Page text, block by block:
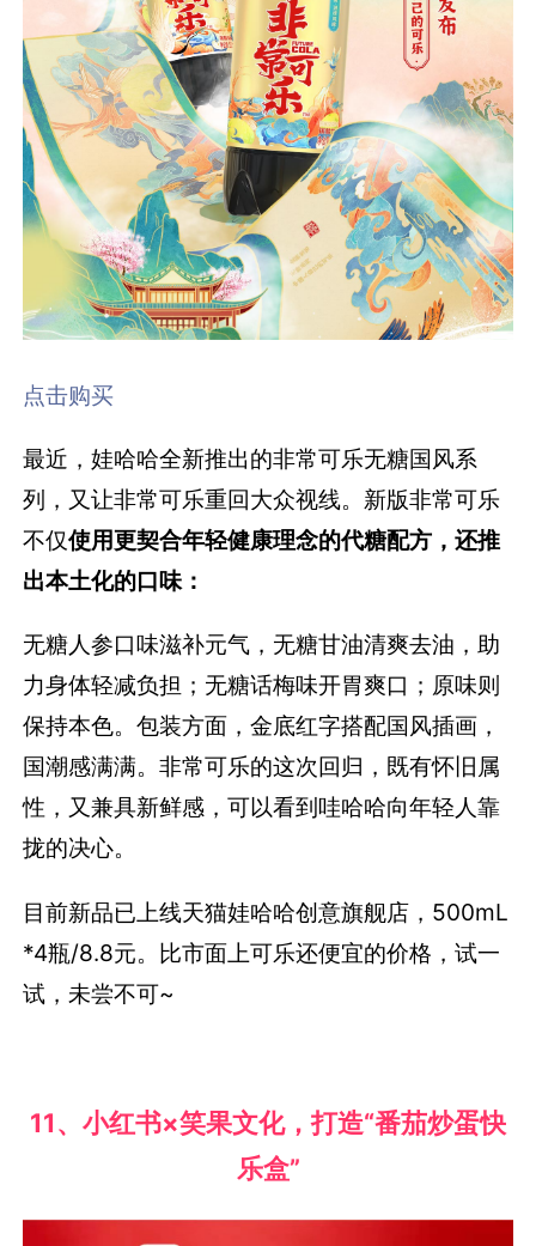
点击购买
最近，娃哈哈全新推出的非常可乐无糖国风系
列，又让非常可乐重回大众视线。新版非常可乐
不仅使用更契合年轻健康理念的代糖配方，还推
出本土化的口味：
无糖人参口味滋补元气，无糖甘油清爽去油，助
力身体轻减负担；无糖话梅味开胃爽口；原味则
保持本色。包装方面，金底红字搭配国风插画，
国潮感满满。非常可乐的这次回归，既有怀旧属
性，又兼具新鲜感，可以看到哇哈哈向年轻人靠
拢的决心。
目前新品已上线天猫娃哈哈创意旗舰店，500mL
*4瓶/8.8元。比市面上可乐还便宜的价格，试一
试，未尝不可~
11、小红书×笑果文化，打造“番茄炒蛋快
乐盒”